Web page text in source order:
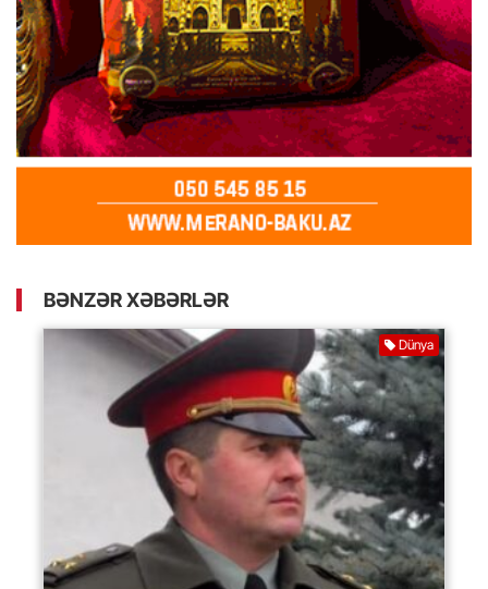
BƏNZƏR XƏBƏRLƏR
Dünya